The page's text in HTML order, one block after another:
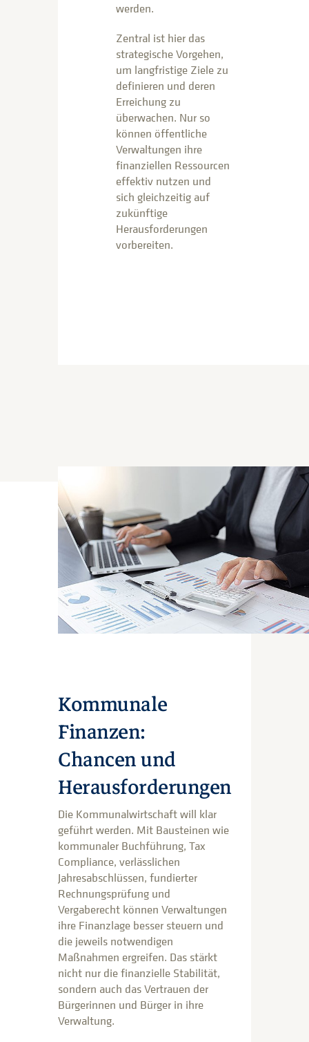
werden.
Zentral ist hier das
strategische Vorgehen,
um langfristige Ziele zu
definieren und deren
Erreichung zu
überwachen. Nur so
können öffentliche
Verwaltungen ihre
finanziellen Ressourcen
effektiv nutzen und
sich gleichzeitig auf
zukünftige
Herausforderungen
vorbereiten.
Kommunale
Finanzen:
Chancen und
Herausforderungen
Die Kommunalwirtschaft will klar
geführt werden. Mit Bausteinen wie
kommunaler Buchführung, Tax
Compliance, verlässlichen
Jahresabschlüssen, fundierter
Rechnungsprüfung und
Vergaberecht können Verwaltungen
ihre Finanzlage besser steuern und
die jeweils notwendigen
Maßnahmen ergreifen. Das stärkt
nicht nur die finanzielle Stabilität,
sondern auch das Vertrauen der
Bürgerinnen und Bürger in ihre
Verwaltung.